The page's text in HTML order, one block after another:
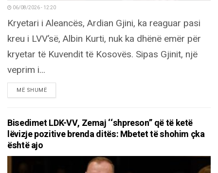
06/08/2026 - 12:20
Kryetari i Aleancës, Ardian Gjini, ka reaguar pasi
kreu i LVV’së, Albin Kurti, nuk ka dhënë emër për
kryetar të Kuvendit të Kosovës. Sipas Gjinit, një
veprim i...
MË SHUMËDETAILS
Bisedimet LDK-VV, Zemaj ‘‘shpreson’’ që të ketë
lëvizje pozitive brenda ditës: Mbetet të shohim çka
është ajo